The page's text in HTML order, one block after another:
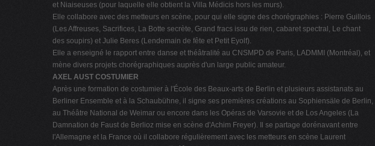
et Niaiseuses (pour laquelle elle obtient la Villa Médicis hors les murs).
Elle collabore avec des metteurs en scène, pour qui elle signe des chorégraphies : Pierre Guillois
(Les Affreuses, Sacrifices, La Botte secrète, Grand fracs issu de rien, cabaret spectral, Le chant
des soupirs) et Julie Beres (Lendemain de fête et Petit Eyolf).
Elle a enseigné le rapport entre danse et théâtralité au CNSMPD de Paris, LADMMI (Montréal), et
mène divers projets chorégraphiques auprès d'un large public amateur.
AXEL AUST COSTUMIER
Après une formation de costumier à l'École des Beaux-arts de Berlin et plusieurs assistanats au
Berliner Ensemble et à la Schaubühne, il signe ses premières créations au Sophiensäle de Berlin,
au Théâtre National de Weimar ou encore dans les Opéras de Varsovie et de Los Angeles (La
Damnation de Faust de Berlioz mise en scène d'Achim Freyer). Il se partage dorénavant entre
l'Allemagne et la France où il collabore régulièrement avec les metteurs en scène Laurent